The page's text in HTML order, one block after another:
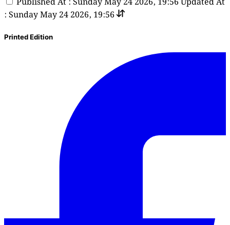
: Sunday May 24 2026, 19:56
Printed Edition